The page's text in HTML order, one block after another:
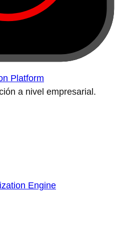
Platform
a nivel empresarial.
Engine